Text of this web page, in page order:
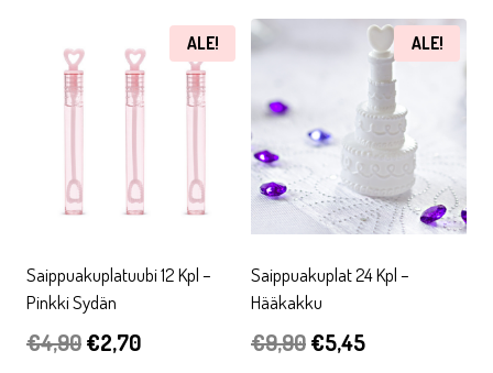
ALE!
Saippuakuplatuubi 12 Kpl –
Pinkki Sydän
€4,90Alkuperäinen
€2,70Nykyinen
ALE!
Saippuakuplat 24 Kpl –
Hääkakku
€9,90Alkuperäinen
€5,45Nykyinen